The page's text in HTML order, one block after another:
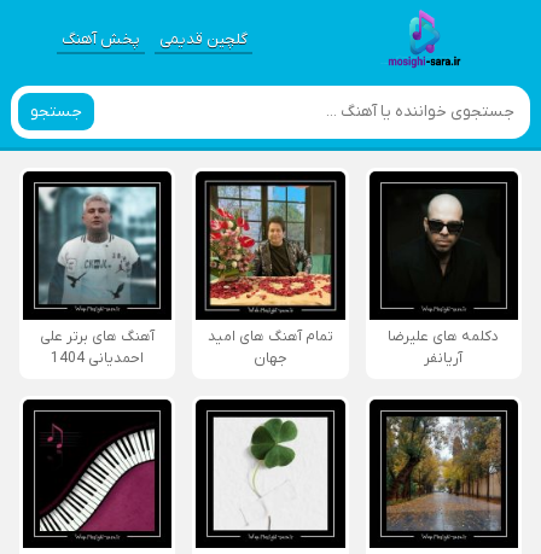
گلچین قدیمی پخش آهنگ
جستجو
دکلمه های علیرضا
آریانفر
تمام آهنگ های امید
جهان
آهنگ های برتر علی
احمدیانی 1404